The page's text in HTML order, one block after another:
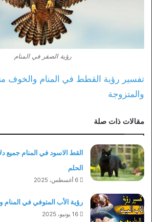
رؤية الصقر في المنام
تفسير رؤية القطط في المنام والخوف
والمتزوجة
مقالات ذات صلة
القط الاسود في المنام جميع
الحلم
6 أغسطس، 2025
رؤية الأب المتوفي في
16 يونيو، 2025